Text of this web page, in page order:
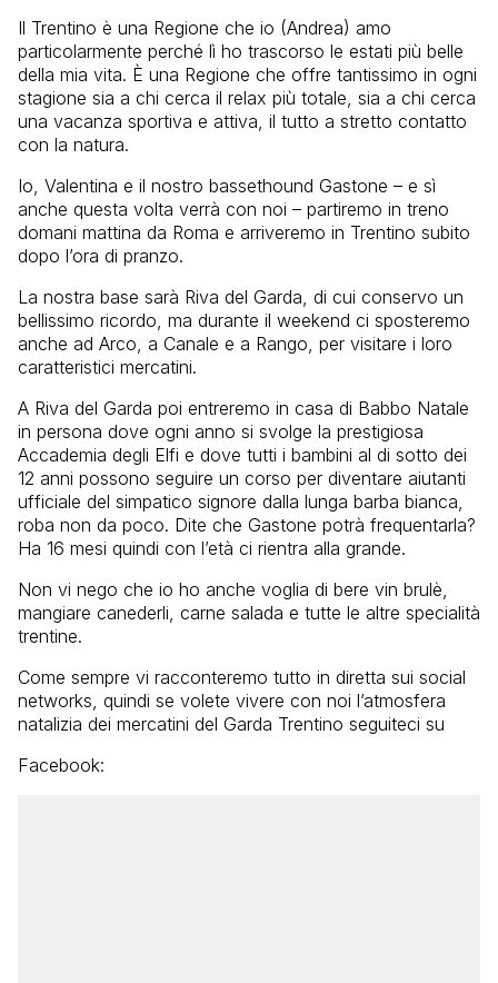
Il Trentino è una Regione che io (Andrea) amo
particolarmente perché lì ho trascorso le estati più belle
della mia vita. È una Regione che offre tantissimo in ogni
stagione sia a chi cerca il relax più totale, sia a chi cerca
una vacanza sportiva e attiva, il tutto a stretto contatto
con la natura.
Io, Valentina e il nostro bassethound Gastone – e sì
anche questa volta verrà con noi – partiremo in treno
domani mattina da Roma e arriveremo in Trentino subito
dopo l’ora di pranzo.
La nostra base sarà Riva del Garda, di cui conservo un
bellissimo ricordo, ma durante il weekend ci sposteremo
anche ad Arco, a Canale e a Rango, per visitare i loro
caratteristici mercatini.
A Riva del Garda poi entreremo in casa di Babbo Natale
in persona dove ogni anno si svolge la prestigiosa
Accademia degli Elfi e dove tutti i bambini al di sotto dei
12 anni possono seguire un corso per diventare aiutanti
ufficiale del simpatico signore dalla lunga barba bianca,
roba non da poco. Dite che Gastone potrà frequentarla?
Ha 16 mesi quindi con l’età ci rientra alla grande.
Non vi nego che io ho anche voglia di bere vin brulè,
mangiare canederli, carne salada e tutte le altre specialità
trentine.
Come sempre vi racconteremo tutto in diretta sui social
networks, quindi se volete vivere con noi l’atmosfera
natalizia dei mercatini del Garda Trentino seguiteci su
Facebook: